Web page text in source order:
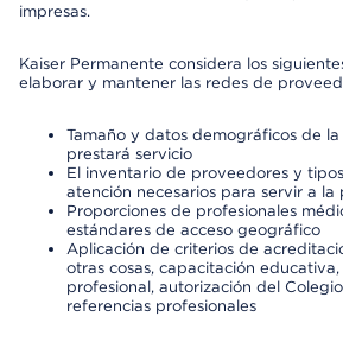
impresas.
Kaiser Permanente considera los
elaborar y mantener las redes de
Tamaño y datos demográficos de
prestará servicio
El inventario de proveedores y
atención necesarios para servir a la
Proporciones de profesionales
estándares de acceso geográfico
Aplicación de criterios de
otras cosas, capacitación
profesional, autorización del
referencias profesionales